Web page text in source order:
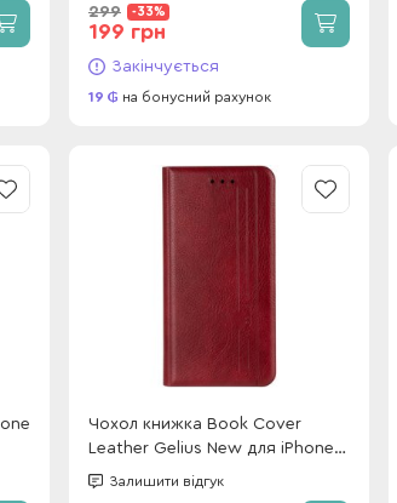
299 -33%
199 грн
Закінчується
19 на бонусний рахунок
Чохол книжка Book Cover
Leather Gelius New для iPhone
12 Mini Red
Залишити відгук